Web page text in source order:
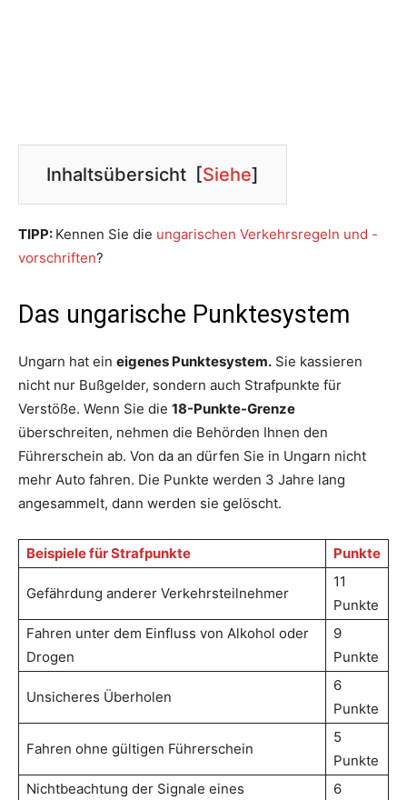
Inhaltsübersicht [Siehe]
TIPP: Kennen Sie die ungarischen Verkehrsregeln und -
vorschriften?
Das ungarische Punktesystem
Ungarn hat ein eigenes Punktesystem. Sie kassieren
nicht nur Bußgelder, sondern auch Strafpunkte für
Verstöße. Wenn Sie die 18-Punkte-Grenze
überschreiten, nehmen die Behörden Ihnen den
Führerschein ab. Von da an dürfen Sie in Ungarn nicht
mehr Auto fahren. Die Punkte werden 3 Jahre lang
angesammelt, dann werden sie gelöscht.
Beispiele für Strafpunkte Punkte
Gefährdung anderer Verkehrsteilnehmer
11
Punkte
Fahren unter dem Einfluss von Alkohol oder
Drogen
9
Punkte
Unsicheres Überholen
6
Punkte
Fahren ohne gültigen Führerschein
5
Punkte
Nichtbeachtung der Signale eines
6